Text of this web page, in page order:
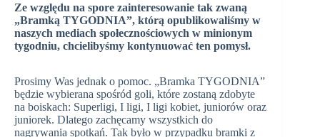
Ze względu na spore zainteresowanie tak zwaną
„Bramką TYGODNIA”, którą opublikowaliśmy w
naszych mediach społecznościowych w minionym
tygodniu, chcielibyśmy kontynuować ten pomysł.
Prosimy Was jednak o pomoc. „Bramka TYGODNIA”
będzie wybierana spośród goli, które zostaną zdobyte
na boiskach: Superligi, I ligi, I ligi kobiet, juniorów oraz
juniorek. Dlatego zachęcamy wszystkich do
nagrywania spotkań. Tak było w przypadku bramki z